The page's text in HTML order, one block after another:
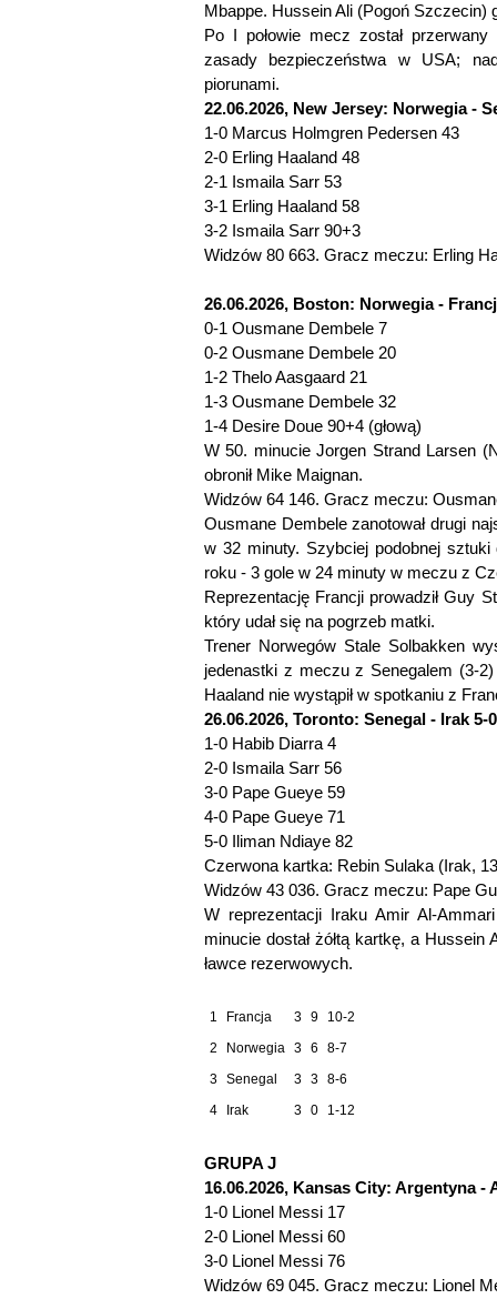
Mbappe. Hussein Ali (Pogoń Szczecin)
Po I połowie mecz został
zasady bezpieczeństwa w USA;
piorunami.
22.06.2026, New Jersey: Norwegia -
1-0 Marcus Holmgren Pedersen 43
2-0 Erling Haaland 48
2-1 Ismaila Sarr 53
3-1 Erling Haaland 58
3-2 Ismaila Sarr 90+3
Widzów 80 663. Gracz meczu: Erling
26.06.2026, Boston: Norwegia -
0-1 Ousmane Dembele 7
0-2 Ousmane Dembele 20
1-2 Thelo Aasgaard 21
1-3 Ousmane Dembele 32
1-4 Desire Doue 90+4 (głową)
W 50. minucie Jorgen Strand Larsen
obronił Mike Maignan.
Widzów 64 146. Gracz meczu:
Ousmane Dembele zanotował drugi
w 32 minuty. Szybciej podobnej
roku - 3 gole w 24 minuty w meczu z
Reprezentację Francji prowadził Guy
który udał się na pogrzeb matki.
Trener Norwegów Stale Solbakken
jedenastki z meczu z Senegalem (3-
Haaland nie wystąpił w spotkaniu z
26.06.2026, Toronto: Senegal - Irak 5-
1-0 Habib Diarra 4
2-0 Ismaila Sarr 56
3-0 Pape Gueye 59
4-0 Pape Gueye 71
5-0 Iliman Ndiaye 82
Czerwona kartka: Rebin Sulaka (Irak,
Widzów 43 036. Gracz meczu: Pape
W reprezentacji Iraku Amir Al-
minucie dostał żółtą kartkę, a
ławce rezerwowych.
1 Francja 3 9
10-2
2
Norwegia 3 6
8-7
3 Senegal 3 3 8-6
4
Irak 3 0 1-12
GRUPA J
16.06.2026, Kansas City: Argentyna -
1-0 Lionel Messi 17
2-0 Lionel Messi 60
3-0 Lionel Messi 76
Widzów 69 045. Gracz meczu: Lionel